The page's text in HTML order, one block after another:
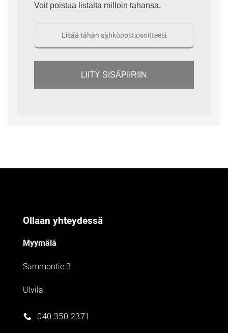
Voit poistua listalta milloin tahansa.
LIITY SISÄPIIRIIN
Ollaan yhteydessä
Myymälä
Sammontie 3
Ulvila
040 350 2371